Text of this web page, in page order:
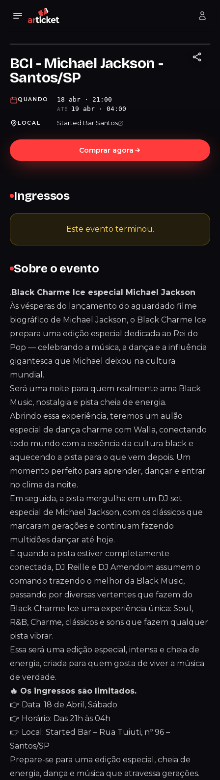
BCI - Michael Jackson -
Santos/SP
QUANDO 18 abr · 21:00
ATÉ 19 abr · 04:00
LOCAL Started Bar Santos
Comprar agora
Sobre o evento
.Black Charme Ice especial Michael Jackson
Às vésperas do lançamento do aguardado filme
biográfico de Michael Jackson, o Black Charme Ice
prepara uma edição especial dedicada ao Rei do
Pop — celebrando a música, a dança e a influência
gigantesca que Michael deixou na cultura
mundial.
Será uma noite para quem realmente ama Black
Music, nostalgia e pista cheia de energia.
Abrindo essa experiência, teremos um aulão
especial de dança charme com Walla, conectando
todo mundo com a essência da cultura black e
aquecendo a pista para o que vem depois. Um
momento perfeito para aprender, dançar e entrar
no clima da noite.
Em seguida, a pista mergulha em um DJ set
especial de Michael Jackson, com os clássicos que
marcaram gerações e continuam fazendo
multidões dançar até hoje.
E quando a pista estiver completamente
conectada, DJ Reille e DJ Amendoim assumem o
comando trazendo o melhor da Black Music,
passando por diversas vertentes que fazem do
Black Charme Ice uma experiência única: Soul,
R&B, Charme, clássicos e sons que fazem qualquer
pista vibrar.
Essa será uma edição especial, intensa e cheia de
energia, criada para quem gosta de viver a música
de verdade.
🔥 Os ingressos são limitados.
👉 Data: 18 de Abril, Sábado
👉 Horário: Das 21h às 04h
👉 Local: Started Bar – Rua Tuiuti, nº 96 –
Santos/SP
Prepare-se para uma edição especial, cheia de
energia, dança e música que atravessa gerações.
Ingressos
Este evento terminou.